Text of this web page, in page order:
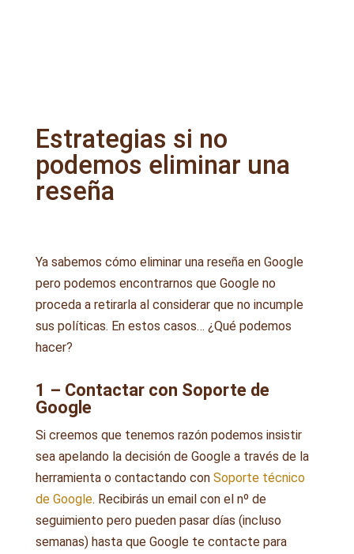
Estrategias si no
podemos eliminar una
reseña
Ya sabemos cómo eliminar una reseña en Google
pero podemos encontrarnos que Google no
proceda a retirarla al considerar que no incumple
sus políticas. En estos casos… ¿Qué podemos
hacer?
1 – Contactar con Soporte de
Google
Si creemos que tenemos razón podemos insistir
sea apelando la decisión de Google a través de la
herramienta o contactando con Soporte técnico
de Google. Recibirás un email con el nº de
seguimiento pero pueden pasar días (incluso
semanas) hasta que Google te contacte para